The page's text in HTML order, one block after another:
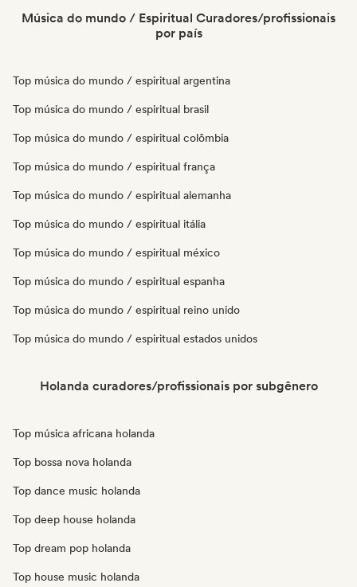
Música do mundo / Espiritual Curadores/profissionais
por país
Top música do mundo / espiritual argentina
Top música do mundo / espiritual brasil
Top música do mundo / espiritual colômbia
Top música do mundo / espiritual frança
Top música do mundo / espiritual alemanha
Top música do mundo / espiritual itália
Top música do mundo / espiritual méxico
Top música do mundo / espiritual espanha
Top música do mundo / espiritual reino unido
Top música do mundo / espiritual estados unidos
Holanda curadores/profissionais por subgênero
Top música africana holanda
Top bossa nova holanda
Top dance music holanda
Top deep house holanda
Top dream pop holanda
Top house music holanda